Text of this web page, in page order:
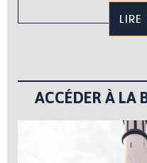
LIRE
ACCÉDER À LA